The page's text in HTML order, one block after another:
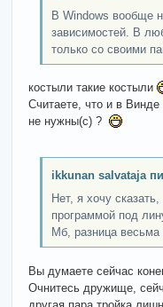
В Windows вообще
зависимостей. В
только со своими
костыли такие костыли
Считаете, что и в
не нужны(c) ?
ikkunan salvataja
Нет, я хочу
программой под
Мб, разница
Вы думаете сейчас
Очнитесь дружище,